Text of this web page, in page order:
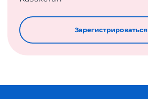
Зарегистрироваться